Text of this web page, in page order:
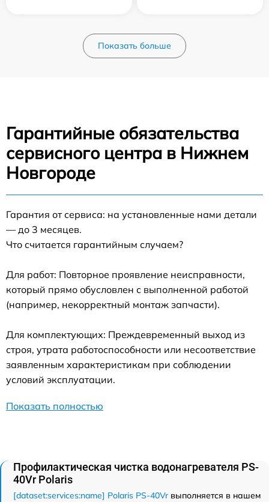
Показать больше
Гарантийные обязательства
сервисного центра в Нижнем
Новгороде
Гарантия от сервиса: на установленные нами детали
— до 3 месяцев.
Что считается гарантийным случаем?
Для работ: Повторное проявление неисправности,
который прямо обусловлен с выполненной работой
(например, некорректный монтаж запчасти).
Для комплектующих: Преждевременный выход из
строя, утрата работоспособности или несоответствие
заявленным характеристикам при соблюдении
условий эксплуатации.
Показать полностью
Профилактическая чистка водонагревателя PS-
40Vr Polaris
[dataset:services:name] Polaris PS-40Vrвыполняется в нашем